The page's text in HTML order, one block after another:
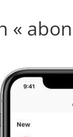
«